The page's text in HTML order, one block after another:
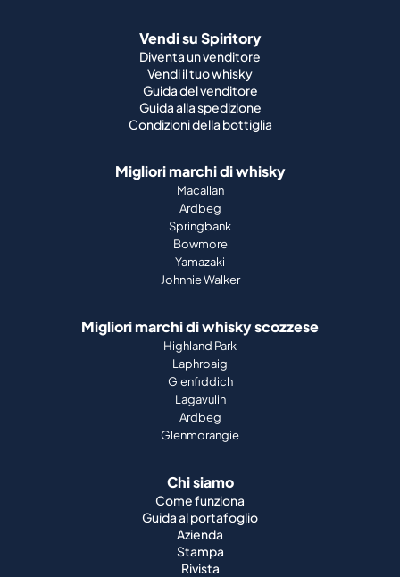
Vendi su Spiritory
Diventa un venditore
Vendi il tuo whisky
Guida del venditore
Guida alla spedizione
Condizioni della bottiglia
Migliori marchi di whisky
Macallan
Ardbeg
Springbank
Bowmore
Yamazaki
Johnnie Walker
Migliori marchi di whisky scozzese
Highland Park
Laphroaig
Glenfiddich
Lagavulin
Ardbeg
Glenmorangie
Chi siamo
Come funziona
Guida al portafoglio
Azienda
Stampa
Rivista